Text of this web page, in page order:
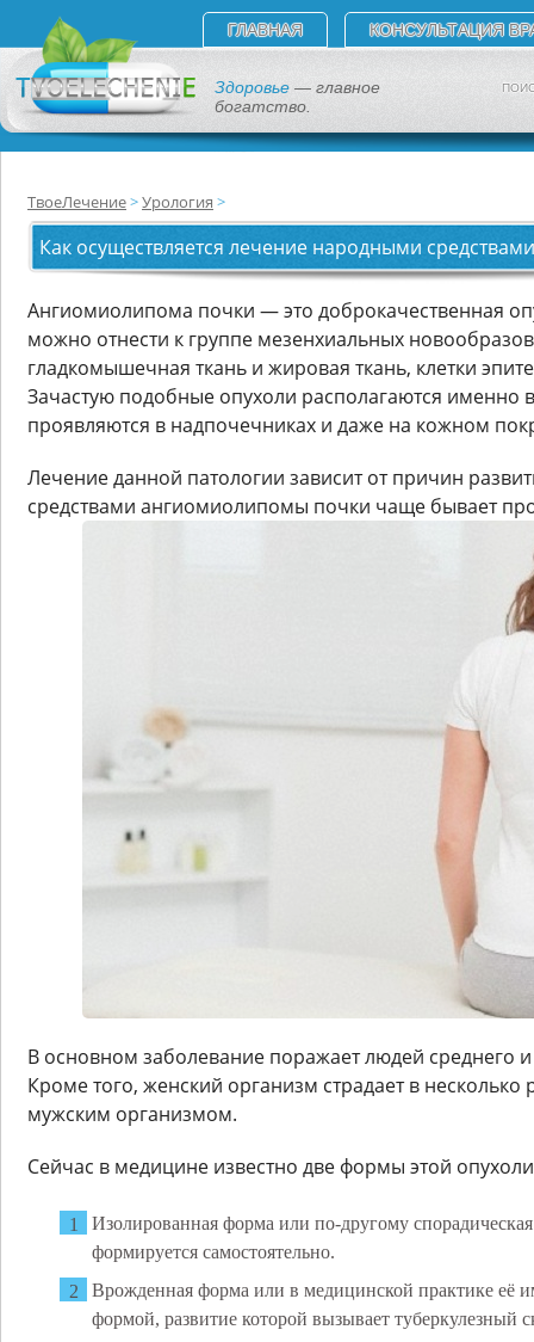
ГЛАВНАЯ КОНСУЛЬТАЦИЯ
Здоровье — главное
богатство.
ТвоеЛечение Урология
Как осуществляется лечение народными
Ангиомиолипома почки — это доброкачественная
можно отнести к группе мезенхиальных
гладкомышечная ткань и жировая ткань, клетки
Зачастую подобные опухоли располагаются именно
проявляются в надпочечниках и даже на кожном
Лечение данной патологии зависит от причин
средствами ангиомиолипомы почки чаще бывает
В основном заболевание поражает людей среднего и
Кроме того, женский организм страдает в
мужским организмом.
Сейчас в медицине известно две формы этой
Изолированная форма или по-другому
формируется самостоятельно.
Врожденная форма или в медицинской практике её
формой, развитие которой вызывает туберкулезный